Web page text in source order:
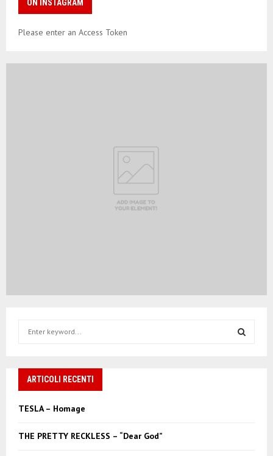
ON INSTAGRAM
Please enter an Access Token
h
o
ARTICOLI RECENTI
TESLA – Homage
THE PRETTY RECKLESS – “Dear God”